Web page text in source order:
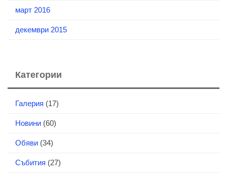
март 2016
декември 2015
Категории
Галерия (17)
Новини (60)
Обяви (34)
Събития (27)